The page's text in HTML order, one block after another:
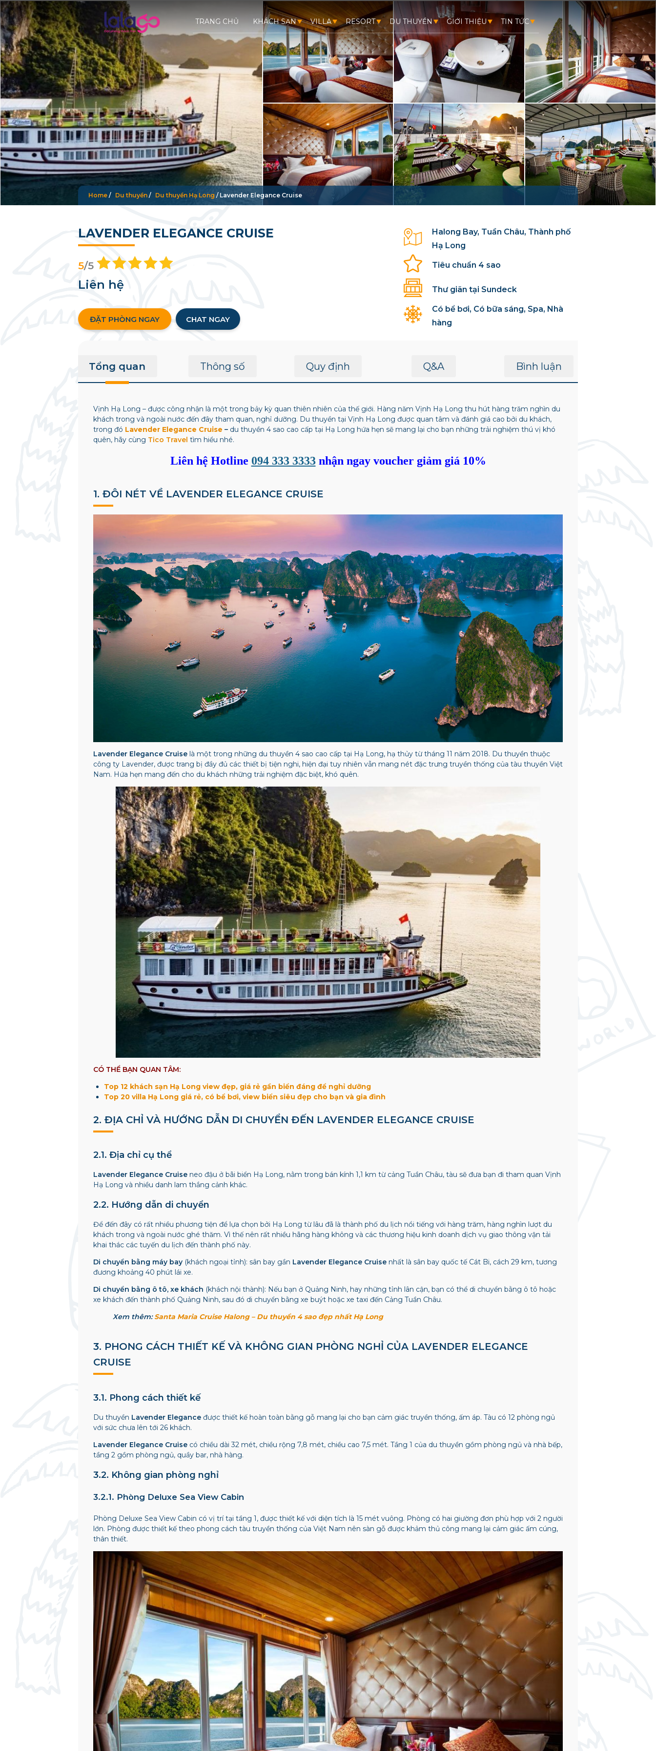
TRANG CHỦ KHÁCH SẠN VILLA RESORT DU THUYỀN GIỚI THIỆU TIN TỨC
Home / Du thuyền / Du thuyền Hạ Long / Lavender Elegance Cruise
LAVENDER ELEGANCE CRUISE
Halong Bay, Tuần Châu, Thành phố
Hạ Long
Tiêu chuẩn 4 sao
Thư giãn tại Sundeck
Có bể bơi, Có bữa sáng, Spa, Nhà
hàng
5/5
Liên hệ
ĐẶT PHÒNG NGAY CHAT NGAY
Tổng quan Thông số Quy định Q&A Bình luận
Vịnh Hạ Long – được công nhận là một trong bảy kỳ quan thiên nhiên của thế giới. Hàng năm Vịnh Hạ Long thu hút hàng trăm nghìn du
khách trong và ngoài nước đến đây tham quan, nghỉ dưỡng. Du thuyền tại Vịnh Hạ Long được quan tâm và đánh giá cao bởi du khách,
trong đó Lavender Elegance Cruise – du thuyền 4 sao cao cấp tại Hạ Long hứa hẹn sẽ mang lại cho bạn những trải nghiệm thú vị khó
quên, hãy cùng Tico Travel tìm hiểu nhé.
Liên hệ Hotline 094 333 3333 nhận ngay voucher giảm giá 10%
1. ĐÔI NÉT VỀ LAVENDER ELEGANCE CRUISE
Lavender Elegance Cruise là một trong những du thuyền 4 sao cao cấp tại Hạ Long, hạ thủy từ tháng 11 năm 2018. Du thuyền thuộc
công ty Lavender, được trang bị đầy đủ các thiết bị tiện nghi, hiện đại tuy nhiên vẫn mang nét đặc trưng truyền thống của tàu thuyền Việt
Nam. Hứa hẹn mang đến cho du khách những trải nghiệm đặc biệt, khó quên.
CÓ THỂ BẠN QUAN TÂM:
Top 12 khách sạn Hạ Long view đẹp, giá rẻ gần biển đáng để nghỉ dưỡng
Top 20 villa Hạ Long giá rẻ, có bể bơi, view biển siêu đẹp cho bạn và gia đình
2. ĐỊA CHỈ VÀ HƯỚNG DẪN DI CHUYỂN ĐẾN LAVENDER ELEGANCE CRUISE
2.1. Địa chỉ cụ thể
Lavender Elegance Cruiseneo đậu ở bãi biển Hạ Long, nằm trong bán kính 1,1 km từ cảng Tuần Châu, tàu sẽ đưa bạn đi tham quan Vịnh
Hạ Long và nhiều danh lam thắng cảnh khác.
2.2. Hướng dẫn di chuyển
Để đến đây có rất nhiều phương tiện để lựa chọn bởi Hạ Long từ lâu đã là thành phố du lịch nổi tiếng với hàng trăm, hàng nghìn lượt du
khách trong và ngoài nước ghé thăm. Vì thế nên rất nhiều hãng hàng không và các thương hiệu kinh doanh dịch vụ giao thông vận tải
khai thác các tuyến du lịch đến thành phố này.
Di chuyển bằng máy bay (khách ngoại tỉnh): sân bay gần Lavender Elegance Cruise nhất là sân bay quốc tế Cát Bi, cách 29 km, tương
đương khoảng 40 phút lái xe.
Di chuyển bằng ô tô, xe khách (khách nội thành): Nếu bạn ở Quảng Ninh, hay những tỉnh lân cận, bạn có thể di chuyển bằng ô tô hoặc
xe khách đến thành phố Quảng Ninh, sau đó di chuyển bằng xe buýt hoặc xe taxi đến Cảng Tuần Châu.
Xem thêm:Santa Maria Cruise Halong – Du thuyền 4 sao đẹp nhất Hạ Long
3. PHONG CÁCH THIẾT KẾ VÀ KHÔNG GIAN PHÒNG NGHỈ CỦA LAVENDER ELEGANCE
CRUISE
3.1. Phong cách thiết kế
Du thuyền Lavender Elegance được thiết kế hoàn toàn bằng gỗ mang lại cho bạn cảm giác truyền thống, ấm áp. Tàu có 12 phòng ngủ
với sức chưa lên tới 26 khách.
Lavender Elegance Cruise có chiều dài 32 mét, chiều rộng 7,8 mét, chiều cao 7,5 mét. Tầng 1 của du thuyền gồm phòng ngủ và nhà bếp,
tầng 2 gồm phòng ngủ, quầy bar, nhà hàng.
3.2. Không gian phòng nghỉ
3.2.1. Phòng Deluxe Sea View Cabin
Phòng Deluxe Sea View Cabin có vị trí tại tầng 1, được thiết kế với diện tích là 15 mét vuông. Phòng có hai giường đơn phù hợp với 2 người
lớn. Phòng được thiết kế theo phong cách tàu truyền thống của Việt Nam nên sàn gỗ được khảm thủ công mang lại cảm giác ấm cúng,
thân thiết.